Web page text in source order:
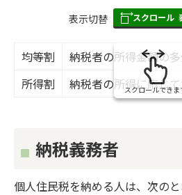
表
み
表示切替 スクロール
均等割
納税者の所得金額の
所得割
納税者の所得に応じ
スクロールできま
納税義務者
個人住民税を納める人は、次のと